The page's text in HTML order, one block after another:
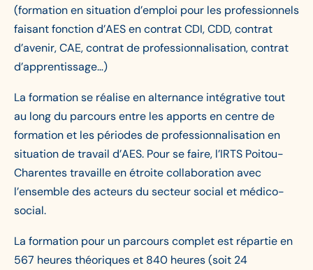
(formation en situation d’emploi pour les professionnels
faisant fonction d’AES en contrat CDI, CDD, contrat
d’avenir, CAE, contrat de professionnalisation, contrat
d’apprentissage…)
La formation se réalise en alternance intégrative tout
au long du parcours entre les apports en centre de
formation et les périodes de professionnalisation en
situation de travail d’AES. Pour se faire, l’IRTS Poitou-
Charentes travaille en étroite collaboration avec
l’ensemble des acteurs du secteur social et médico-
social.
La formation pour un parcours complet est répartie en
567 heures théoriques et 840 heures (soit 24